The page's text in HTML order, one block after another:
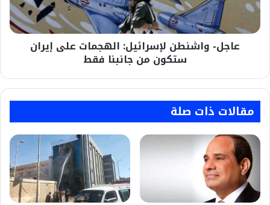
ستكون
جانبنا
عاجل- واشنطن لإسرائيل: الهجمات على إيران
ستكون من جانبنا فقط
مقالات ذات صلة